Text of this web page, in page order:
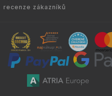
recenze zákazníků